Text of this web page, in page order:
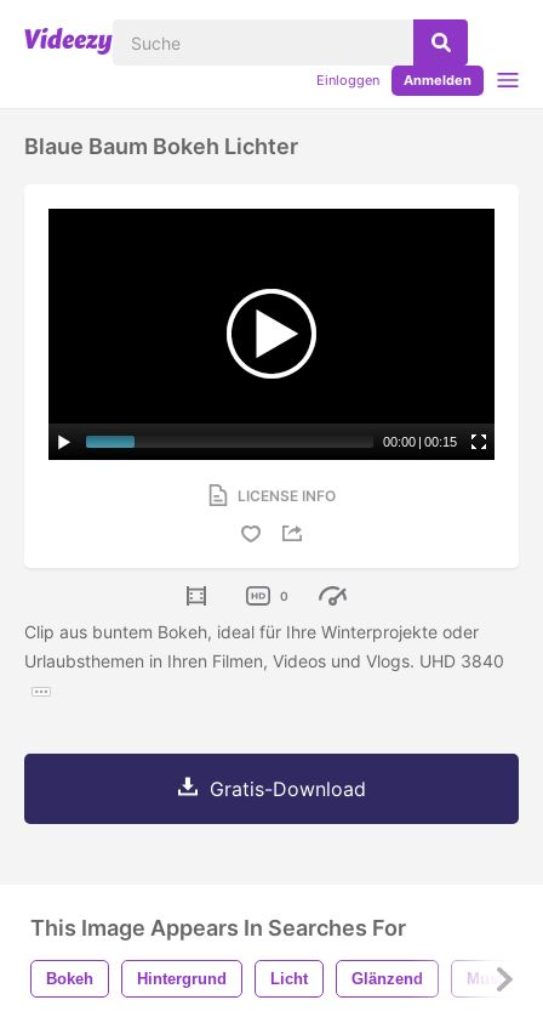
Einloggen Anmelden
Blaue Baum Bokeh Lichter
00:00 | 00:15
LICENSE INFO
0
Clip aus buntem Bokeh, ideal für Ihre Winterprojekte oder
Urlaubsthemen in Ihren Filmen, Videos und Vlogs. UHD 3840
Gratis-Download
This Image Appears In Searches For
Bokeh Hintergrund Licht Glänzend Muster